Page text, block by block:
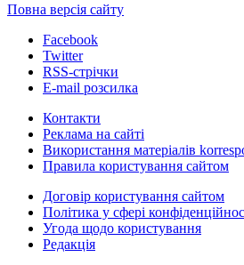
Повна версія сайту
Facebook
Twitter
RSS-стрічки
E-mail розсилка
Контакти
Реклама на сайті
Використання матеріалів
Правила користування сайтом
Договір користування сайтом
Політика у сфері
Угода щодо користування
Редакція